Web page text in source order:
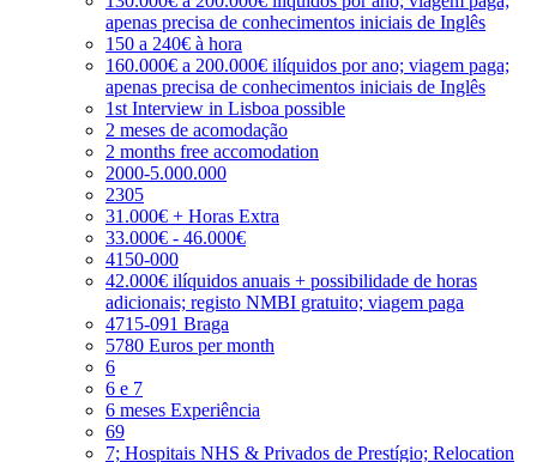
apenas precisa de conhecimentos iniciais de Inglês
150 a 240€ à hora
160.000€ a 200.000€ ilíquidos por ano; viagem paga;
apenas precisa de conhecimentos iniciais de Inglês
1st Interview in Lisboa possible
2 meses de acomodação
2 months free accomodation
2000-5.000.000
2305
31.000€ + Horas Extra
33.000€ - 46.000€
4150-000
42.000€ ilíquidos anuais + possibilidade de horas
adicionais; registo NMBI gratuito; viagem paga
4715-091 Braga
5780 Euros per month
6
6 e 7
6 meses Experiência
69
7; Hospitais NHS & Privados de Prestígio; Relocation